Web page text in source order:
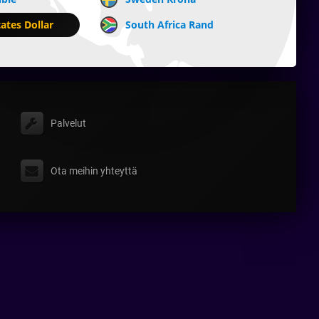
Dollar South Africa Rand
Palvelut
Ota meihin yhteyttä